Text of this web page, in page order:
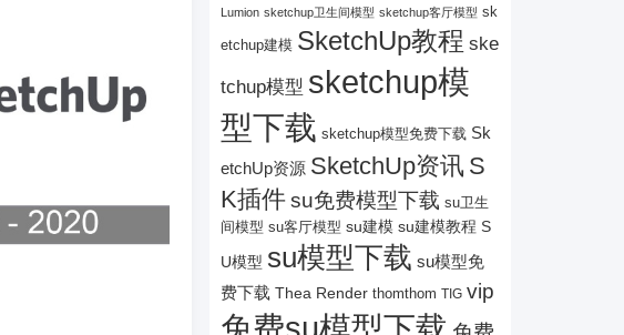
Lumion sketchup卫生间模型 sketchup客厅模型 sk
etchup建模 SketchUp教程 ske
tchup模型 sketchup模
型下载 sketchup模型免费下载 Sk
etchUp资源 SketchUp资讯 S
K插件su免费模型下载 su卫生
间模型 su客厅模型 su建模 su建模教程 S
U模型 su模型下载 su模型免
费下载 Thea Render thomthom TIG vip